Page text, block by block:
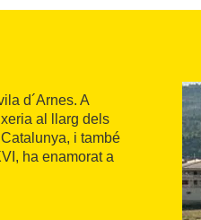
d´Arnes. A
al llarg dels
i també
ha enamorat a